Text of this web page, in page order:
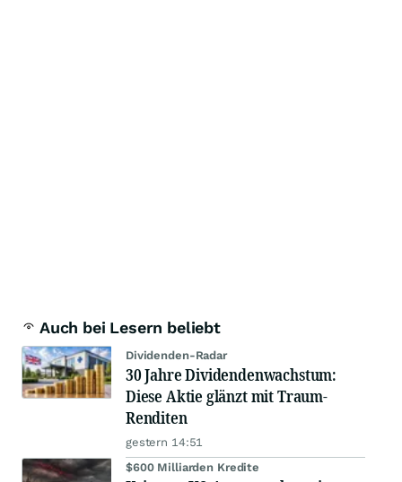
Auch bei Lesern beliebt
Dividenden-Radar
30 Jahre Dividendenwachstum:
Diese Aktie glänzt mit Traum-
Renditen
gestern 14:51
$600 Milliarden Kredite